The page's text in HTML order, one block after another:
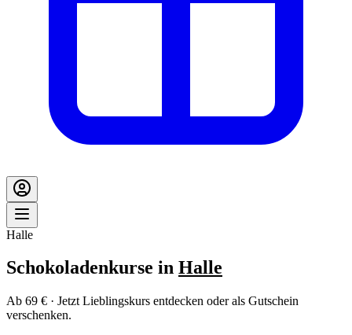
Halle
Schokoladenkurse in Halle
Ab 69 € · Jetzt Lieblingskurs entdecken oder als Gutschein
verschenken.